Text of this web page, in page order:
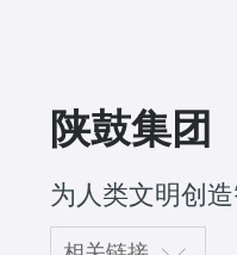
陕鼓集团
为人类文明创